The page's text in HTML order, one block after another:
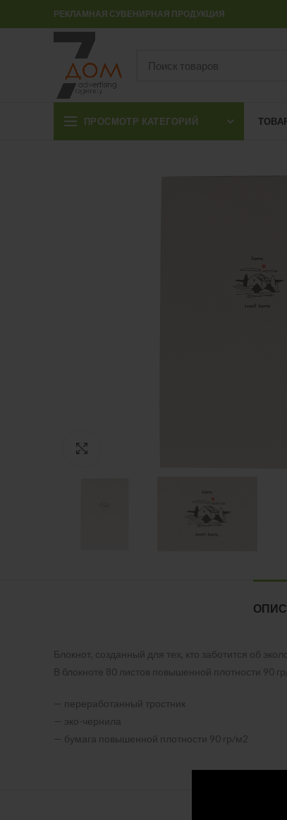
РЕКЛАМНАЯ СУВЕНИРНАЯ ПРОДУКЦИЯ
ПРОСМОТР КАТЕГОРИЙ
Блокнот, созданный для тех, кто заботится об
В блокноте 80 листов повышенной плотности 90
— переработанный тростник
— эко-чернила
— бумага повышенной плотности 90 гр/м2